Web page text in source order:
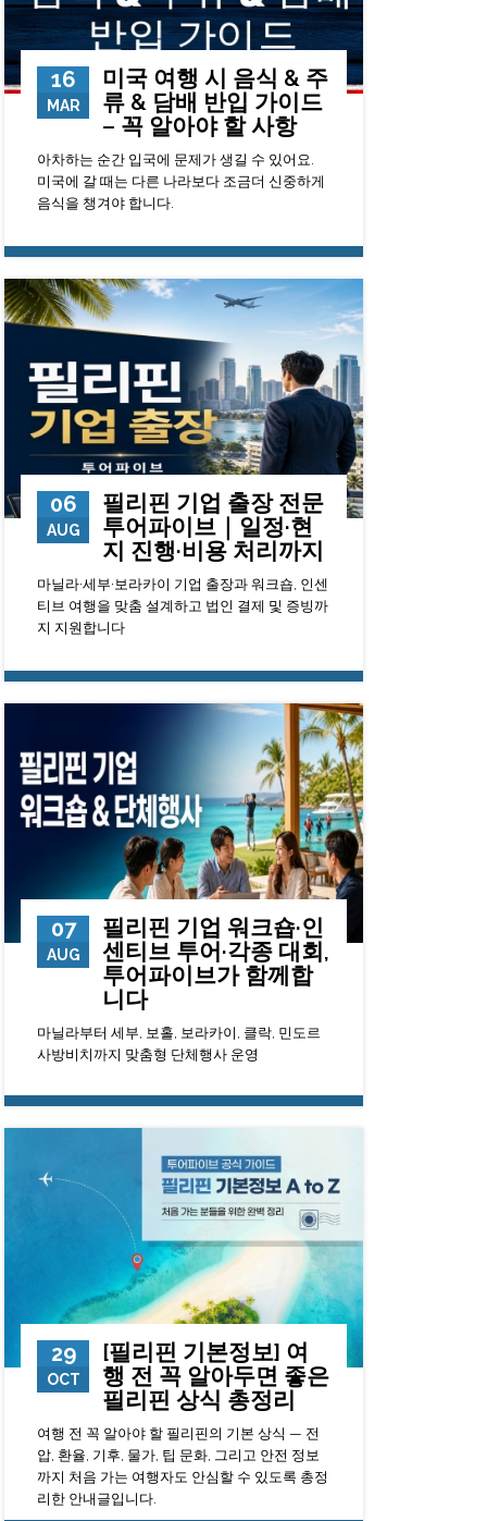
16
MAR
미국 여행 시 음식 & 주
류 & 담배 반입 가이드
– 꼭 알아야 할 사항
아차하는 순간 입국에 문제가 생길 수 있어요.
미국에 갈 때는 다른 나라보다 조금더 신중하게
음식을 챙겨야 합니다.
48349 0 23
06
AUG
필리핀 기업 출장 전문
투어파이브｜일정·현
지 진행·비용 처리까지
마닐라·세부·보라카이 기업 출장과 워크숍, 인센
티브 여행을 맞춤 설계하고 법인 결제 및 증빙까
지 지원합니다
104 0 23
07
AUG
필리핀 기업 워크숍·인
센티브 투어·각종 대회,
투어파이브가 함께합
니다
마닐라부터 세부, 보홀, 보라카이, 클락, 민도르
사방비치까지 맞춤형 단체행사 운영
84 0 23
29
OCT
[필리핀 기본정보] 여
행 전 꼭 알아두면 좋은
필리핀 상식 총정리
여행 전 꼭 알아야 할 필리핀의 기본 상식 — 전
압, 환율, 기후, 물가, 팁 문화, 그리고 안전 정보
까지 처음 가는 여행자도 안심할 수 있도록 총정
리한 안내글입니다.